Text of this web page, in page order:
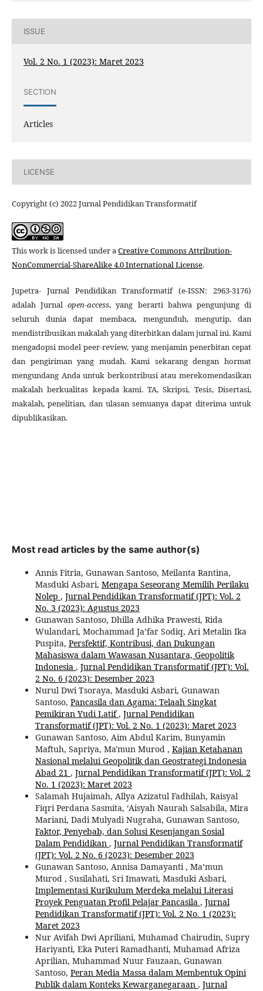
ISSUE
Vol. 2 No. 1 (2023): Maret 2023
SECTION
Articles
LICENSE
Copyright (c) 2022 Jurnal Pendidikan Transformatif
This work is licensed under aCreative Commons Attribution-
NonCommercial-ShareAlike 4.0 International License.
Jupetra- Jurnal Pendidikan Transformatif (e-ISSN: 2963-3176)
adalah Jurnalopen-access, yang berarti bahwa pengunjung di
seluruh dunia dapat membaca, mengunduh, mengutip, dan
mendistribusikan makalah yang diterbitkan dalam jurnal ini. Kami
mengadopsi model peer-review, yang menjamin penerbitan cepat
dan pengiriman yang mudah. Kami sekarang dengan hormat
mengundang Anda untuk berkontribusi atau merekomendasikan
makalah berkualitas kepada kami. TA, Skripsi, Tesis, Disertasi,
makalah, penelitian, dan ulasan semuanya dapat diterima untuk
dipublikasikan.
Most read articles by the same author(s)
Annis Fitria, Gunawan Santoso, Meilanta Rantina,
Masduki Asbari, Mengapa Seseorang Memilih Perilaku
Nolep , Jurnal Pendidikan Transformatif (JPT): Vol. 2
No. 3 (2023): Agustus 2023
Gunawan Santoso, Dhilla Adhika Prawesti, Rida
Wulandari, Mochammad Ja’far Sodiq, Ari Metalin Ika
Puspita, Persfektif, Kontribusi, dan Dukungan
Mahasiswa dalam Wawasan Nusantara, Geopolitik
Indonesia , Jurnal Pendidikan Transformatif (JPT): Vol.
2 No. 6 (2023): Desember 2023
Nurul Dwi Tsoraya, Masduki Asbari, Gunawan
Santoso, Pancasila dan Agama: Telaah Singkat
Pemikiran Yudi Latif, Jurnal Pendidikan
Transformatif (JPT): Vol. 2 No. 1 (2023): Maret 2023
Gunawan Santoso, Aim Abdul Karim, Bunyamin
Maftuh, Sapriya, Ma'mun Murod , Kajian Ketahanan
Nasional melalui Geopolitik dan Geostrategi Indonesia
Abad 21 , Jurnal Pendidikan Transformatif (JPT): Vol. 2
No. 1 (2023): Maret 2023
Salamah Hujaimah, Allya Azizatul Fadhilah, Raisyal
Fiqri Perdana Sasmita, ‘Aisyah Naurah Salsabila, Mira
Mariani, Dadi Mulyadi Nugraha, Gunawan Santoso,
Faktor, Penyebab, dan Solusi Kesenjangan Sosial
Dalam Pendidikan , Jurnal Pendidikan Transformatif
(JPT): Vol. 2 No. 6 (2023): Desember 2023
Gunawan Santoso, Annisa Damayanti , Ma’mun
Murod , Susilahati, Sri Imawati, Masduki Asbari,
Implementasi Kurikulum Merdeka melalui Literasi
Proyek Penguatan Profil Pelajar Pancasila , Jurnal
Pendidikan Transformatif (JPT): Vol. 2 No. 1 (2023):
Maret 2023
Nur Avifah Dwi Apriliani, Muhamad Chairudin, Supry
Hariyanti, Eka Puteri Ramadhanti, Muhamad Afriza
Aprilian, Muhammad Nuur Fauzaan, Gunawan
Santoso, Peran Media Massa dalam Membentuk Opini
Publik dalam Konteks Kewarganegaraan , Jurnal